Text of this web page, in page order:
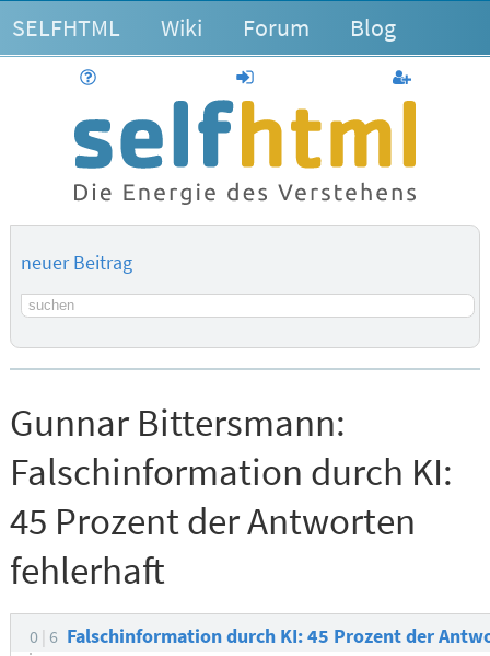
SELFHTML Wiki Forum Blog
anmelden
neuer Beitrag
Suchbegriff
Gunnar Bittersmann:
Falschinformation durch KI:
45 Prozent der Antworten
fehlerhaft
0 6 Falschinformation durch KI: 45 Prozent der